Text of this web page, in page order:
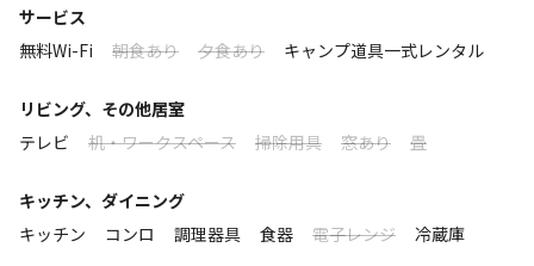
コン完備の豪華な仕様となっております。
隣には専用のトイレ＆シャワールーム＆ミニキッチン付きリビン
ので安心してお使いいただけます）
焚火を囲みながら外の雰囲気を存分に味わい炭を使用したバーべ
※素泊まりプランですので宿泊期間中の食材はお持ちください。
サービス
無料Wi-Fi
朝食あり 夕食あり キャンプ道具一式レンタル
リビング、その他居室
テレビ
机・ワークスペース 掃除用具 窓あり 畳
キッチン、ダイニング
キッチン
コンロ 調理器具 食器 電子レンジ 冷蔵庫
場完備のグランピングスタイルを満喫してください。
全テント冷暖房完備！フリードリンク付き。
なしのプランも始めました）
コットンテントは17畳ほどある大型タイプ！広いテント
デッキではバーベキューに必要なものすべてがそろってい
ますので思う存分お食事をお楽しみくださいませ。無料朝
ロケーション